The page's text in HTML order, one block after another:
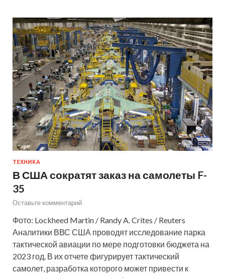
ТЕХНИКА
В США сократят заказ на самолеты F-
35
Оставьте комментарий
Фото: Lockheed Martin / Randy A. Crites / Reuters
Аналитики ВВС США проводят исследование парка
тактической авиации по мере подготовки бюджета на
2023 год. В их отчете фигурирует тактический
самолет, разработка которого может привести к